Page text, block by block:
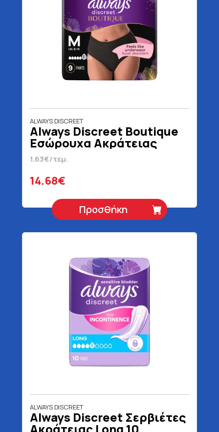
ALWAYS DISCREET
Always Discreet Boutique
Εσώρουχα Ακράτειας
Medium 9 Τεμάχια
1.63€/τεμ.
14.68€
Προσθήκη
ALWAYS DISCREET
Always Discreet Σερβιέτες